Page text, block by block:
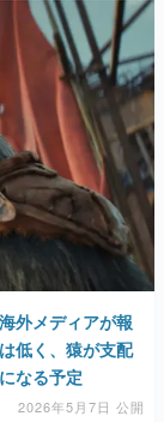
ムにまつわる言葉
文化史研究家・タ
外メディアが報
低く、猿が支配
なる予定
2026年5月7日 公開